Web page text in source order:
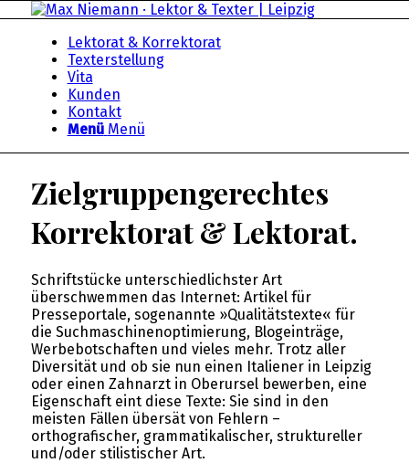
Lektorat & Korrektorat
Texterstellung
Vita
Kunden
Kontakt
Menü Menü
Zielgruppengerechtes
Korrektorat&Lektorat.
Schriftstücke unterschiedlichster Art
überschwemmen das Internet: Artikel für
Presseportale, sogenannte »Qualitätstexte« für
die Suchmaschinenoptimierung, Blogeinträge,
Werbebotschaften und vieles mehr. Trotz aller
Diversität und ob sie nun einen Italiener in Leipzig
oder einen Zahnarzt in Oberursel bewerben, eine
Eigenschaft eint diese Texte: Sie sind in den
meisten Fällen übersät von Fehlern –
orthografischer, grammatikalischer, struktureller
und/oder stilistischer Art.